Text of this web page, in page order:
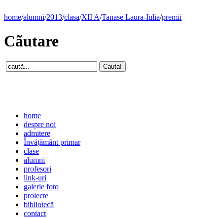
home/alumni/2013/clasa/XII A/Tanase Laura-Iulia/premii
Cãutare
home
despre noi
admitere
Învăţământ primar
clase
alumni
profesori
link-uri
galerie foto
proiecte
bibliotecă
contact